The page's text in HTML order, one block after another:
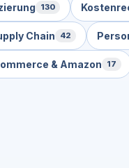
130
Chain 42
& Amazon 17